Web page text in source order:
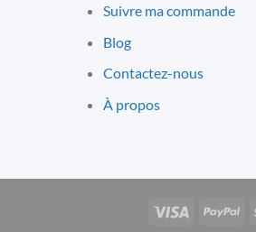
Suivre ma commande
Blog
Contactez-nous
À propos